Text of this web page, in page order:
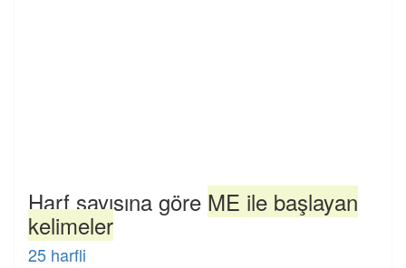
Harf sayısına göre ME ile başlayan
kelimeler
25 harfli